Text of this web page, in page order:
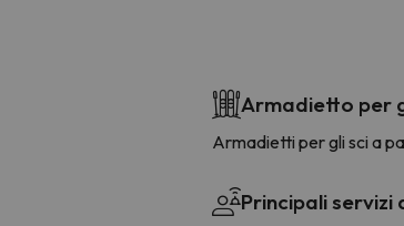
Armadietto per
Armadietti per gli sci a
Principali servizi